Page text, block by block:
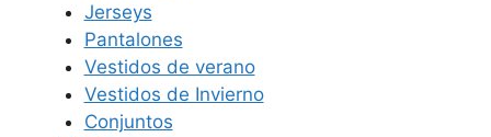
Jerseys
Pantalones
Vestidos de verano
Vestidos de Invierno
Conjuntos